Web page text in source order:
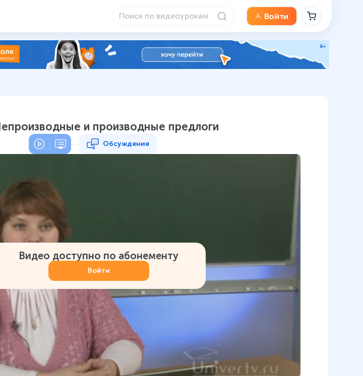
Войти
и производные предлоги
Обсуждение
Видео доступно по абонементу
Войти